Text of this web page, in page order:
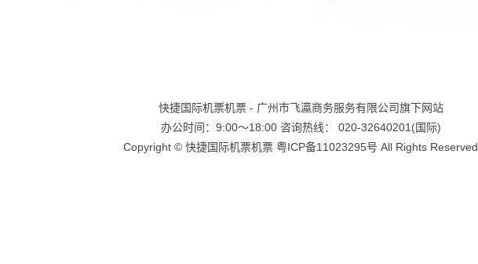
快捷国际机票机票 - 广州市飞瀛商务服务有限公司旗下网站
办公时间：9:00～18:00 咨询热线： 020-32640201(国际)
Copyright © 快捷国际机票机票 粤ICP备11023295号 All Rights Reserved